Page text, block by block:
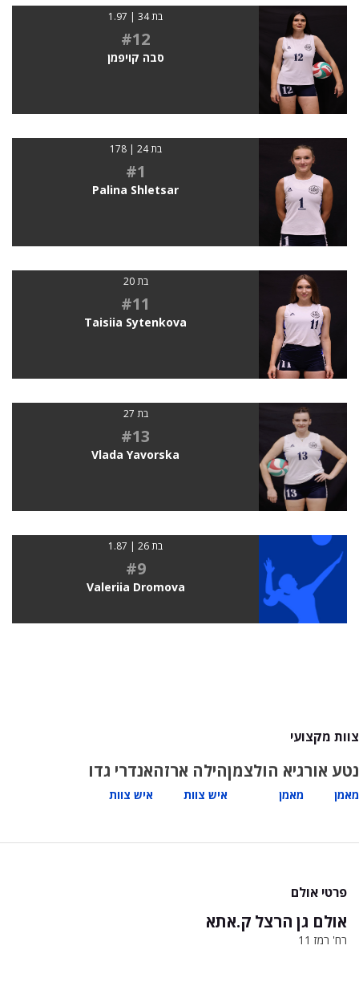
בת 34 | 1.97
#12
סבה קויפמן
בת 24 | 178
#1
Palina Shletsar
בת 20
#11
Taisiia Sytenkova
בת 27
#13
Vlada Yavorska
בת 26 | 1.87
#9
Valeriia Dromova
צוות מקצועי
נטע אור
מאמן
גיא הולצמן
מאמן
הילה ארזה
איש צוות
אנדרי גדו
איש צוות
פרטי אולם
אולם גן הרצל ק.אתא
רח' רמז 11